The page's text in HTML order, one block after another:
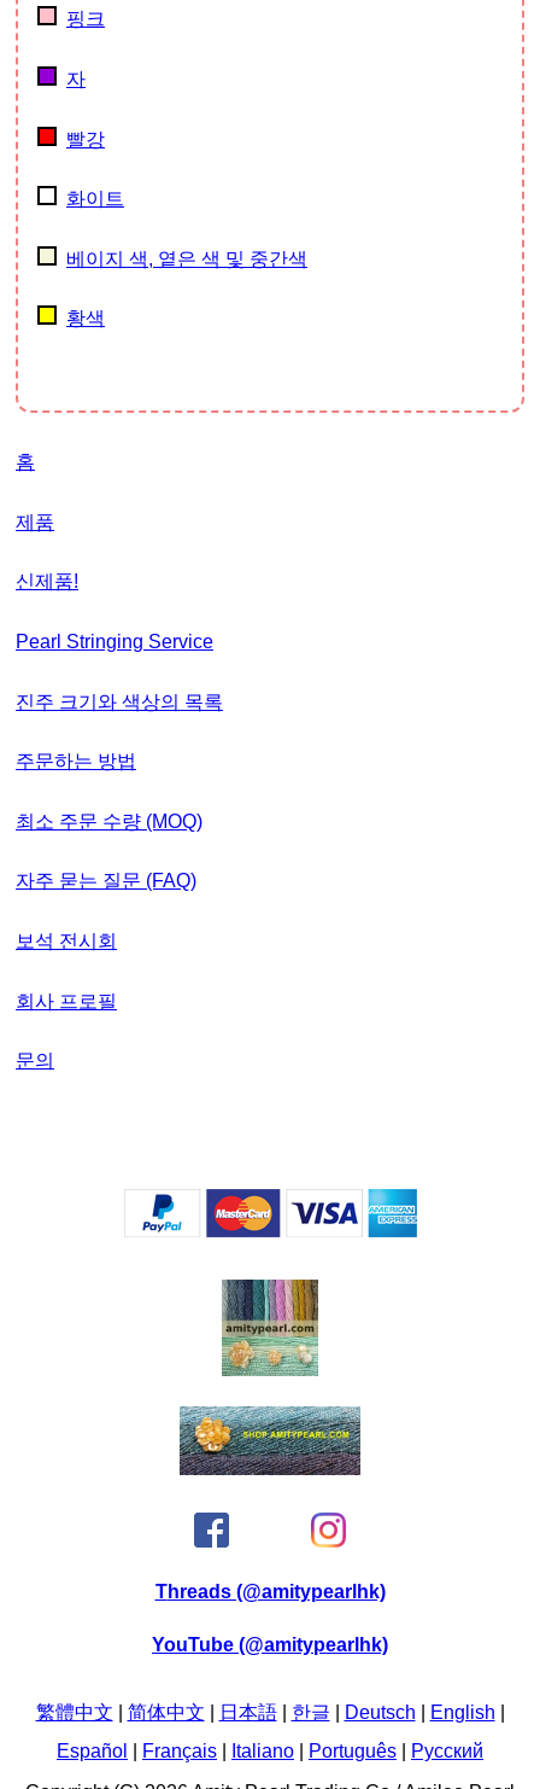
핑크
자
빨강
화이트
베이지 색, 옅은 색 및 중간색
황색
홈
제품
신제품!
Pearl Stringing Service
진주 크기와 색상의 목록
주문하는 방법
최소 주문 수량 (MOQ)
자주 묻는 질문 (FAQ)
보석 전시회
회사 프로필
문의
Threads (@amitypearlhk)
YouTube (@amitypearlhk)
繁體中文 简体中文 日本語| 한글 Deutsch English
Español
Français Italiano Português Pусский